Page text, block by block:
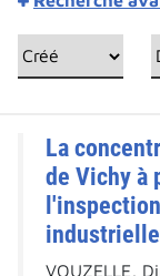
La
de Vichy à
VOUZELLE,